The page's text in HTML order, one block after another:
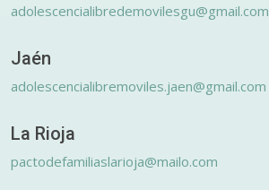
adolescencialibredemovilesgu@gmail.com
Jaén
adolescencialibremoviles.jaen@gmail.com
La Rioja
pactodefamiliaslarioja@mailo.com